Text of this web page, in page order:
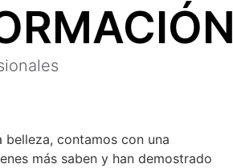
contamos con una
más saben y han demostrado